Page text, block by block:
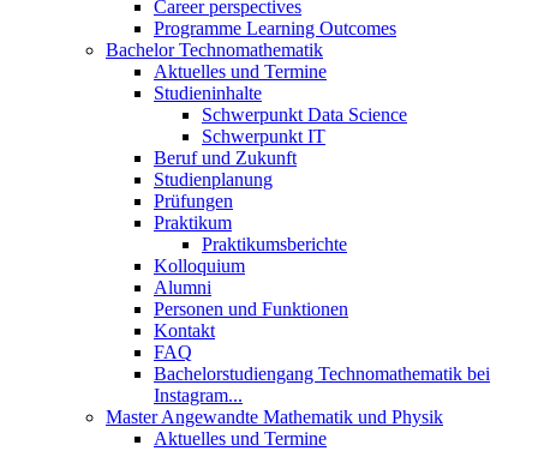
Career perspectives
Programme Learning Outcomes
Bachelor Technomathematik
Aktuelles und Termine
Studieninhalte
Schwerpunkt Data Science
Schwerpunkt IT
Beruf und Zukunft
Studienplanung
Prüfungen
Praktikum
Praktikumsberichte
Kolloquium
Alumni
Personen und Funktionen
Kontakt
FAQ
Bachelorstudiengang Technomathematik bei
Instagram...
Master Angewandte Mathematik und Physik
Aktuelles und Termine